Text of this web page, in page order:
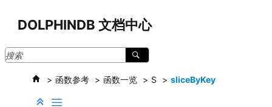
DOLPHINDB 文档中心
函数参考 函数一览 S sliceByKey